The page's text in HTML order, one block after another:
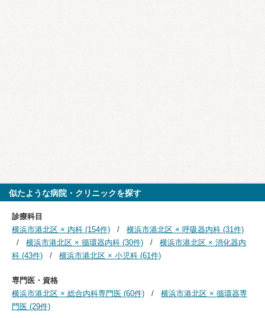
似たような病院・クリニックを探す
診療科目
横浜市港北区 × 内科 (154件)
横浜市港北区 × 呼吸器内科 (31件)
横浜市港北区 × 循環器内科 (30件)
横浜市港北区 × 消化器内
科 (43件)
横浜市港北区 × 小児科 (61件)
専門医・資格
横浜市港北区 × 総合内科専門医 (60件)
横浜市港北区 × 循環器専
門医 (29件)